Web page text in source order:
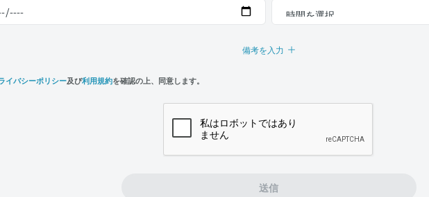
備考を入力
イバシーポリシー及び利用規約を確認の上、同意します。
送信